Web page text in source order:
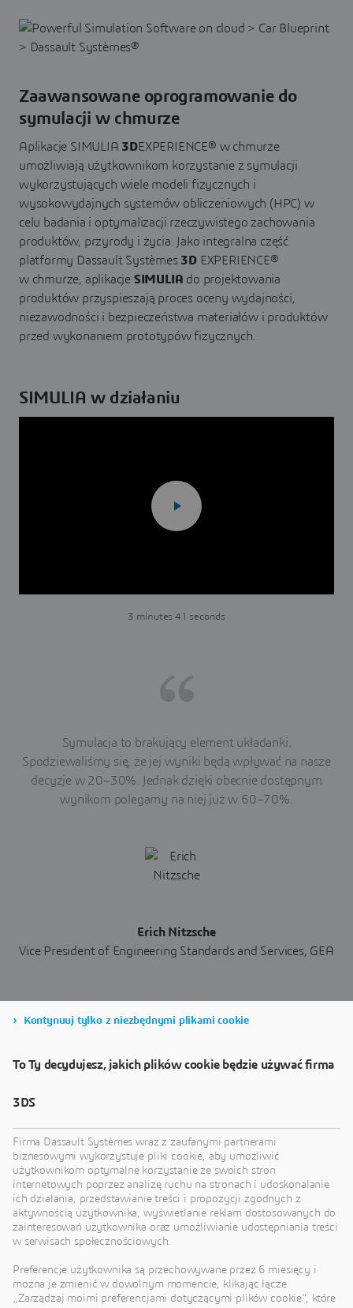
Zaawansowane oprogramowanie do
symulacji w chmurze
Aplikacje SIMULIA 3DEXPERIENCE® w chmurze
umożliwiają użytkownikom korzystanie z symulacji
wykorzystujących wiele modeli fizycznych i
wysokowydajnych systemów obliczeniowych (HPC) w
celu badania i optymalizacji rzeczywistego zachowania
produktów, przyrody i życia. Jako integralna część
platformy Dassault Systèmes 3D EXPERIENCE®
w chmurze, aplikacje SIMULIA do projektowania
produktów przyspieszają proces oceny wydajności,
niezawodności i bezpieczeństwa materiałów i produktów
przed wykonaniem prototypów fizycznych.
SIMULIA w działaniu
3 minutes 41 seconds
Symulacja to brakujący element układanki.
Spodziewaliśmy się, że jej wyniki będą wpływać na nasze
decyzje w 20–30%. Jednak dzięki obecnie dostępnym
wynikom polegamy na niej już w 60–70%.
Erich Nitzsche
Vice President of Engineering Standards and Services, GEA
Skontaktuj się z nami, aby
uzyskać bezpłatną wersję
demonstracyjną
Kontynuuj tylko z niezbędnymi plikami cookie
To Ty decydujesz, jakich plików cookie będzie używać firma
3DS
Firma Dassault Systèmes wraz z zaufanymi partnerami
biznesowymi wykorzystuje pliki cookie, aby umożliwić
użytkownikom optymalne korzystanie ze swoich stron
internetowych poprzez analizę ruchu na stronach i udoskonalanie
ich działania, przedstawianie treści i propozycji zgodnych z
aktywnością użytkownika, wyświetlanie reklam dostosowanych do
zainteresowań użytkownika oraz umożliwianie udostępniania treści
w serwisach społecznościowych.
Preferencje użytkownika są przechowywane przez 6 miesięcy i
można je zmienić w dowolnym momencie, klikając łącze
„Zarządzaj moimi preferencjami dotyczącymi plików cookie”, które